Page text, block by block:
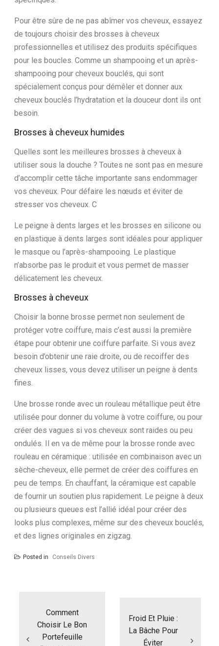
Pour être sûre de ne pas abîmer vos cheveux, essayez
de toujours choisir des brosses à cheveux
professionnelles et utilisez des produits spécifiques
pour les boucles. Comme un shampooing et un après-
shampooing pour cheveux bouclés, qui sont
spécialement conçus pour démêler et donner aux
cheveux bouclés l’hydratation et la douceur dont ils ont
besoin.
Brosses à cheveux humides
Quelles sont les meilleures brosses à cheveux à
utiliser sous la douche ? Toutes ne sont pas en mesure
d’accomplir cette tâche importante sans endommager
vos cheveux. Pour défaire les nœuds et éviter de
stresser vos cheveux. C
Le peigne à dents larges et les brosses en silicone ou
en plastique à dents larges sont idéales pour appliquer
le masque ou l’après-shampooing. Le plastique
n’absorbe pas le produit et vous permet de masser
délicatement les cheveux.
Brosses à cheveux
Choisir la bonne brosse permet non seulement de
protéger votre coiffure, mais c’est aussi la première
étape pour obtenir une coiffure parfaite. Si vous avez
besoin d’obtenir une raie droite, ou de recoiffer des
cheveux lisses, vous devez utiliser un peigne à dents
fines.
Une brosse ronde avec un rouleau métallique peut être
utilisée pour donner du volume à votre coiffure, ou pour
créer des vagues si vos cheveux sont raides ou peu
ondulés. Il en va de même pour la brosse ronde avec
rouleau en céramique : utilisée en combinaison avec un
sèche-cheveux, elle permet de créer des coiffures en
peu de temps. En chauffant, la céramique est capable
de fournir un soutien plus rapidement. Le peigne à deux
ou plusieurs queues est l’allié idéal pour créer des
looks plus complexes, même sur des cheveux bouclés,
et des lignes originales en zigzag.
Posted in Conseils Divers
Comment
Choisir Le Bon
Portefeuille
Froid Et Pluie :
La Bâche Pour
Éviter